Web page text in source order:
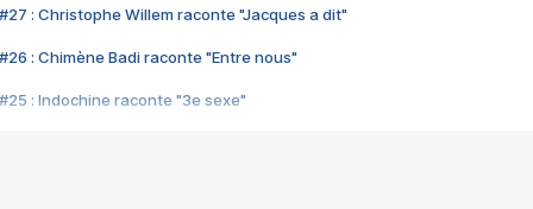
#27 : Christophe Willem raconte "Jacques a dit"
#26 : Chimène Badi raconte "Entre nous"
#25 : Indochine raconte "3e sexe"